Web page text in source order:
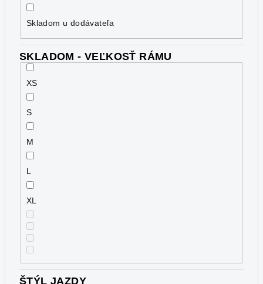
Skladom u dodávateľa
SKLADOM - VEĽKOSŤ RÁMU
XS
S
M
L
XL
ŠTÝL JAZDY